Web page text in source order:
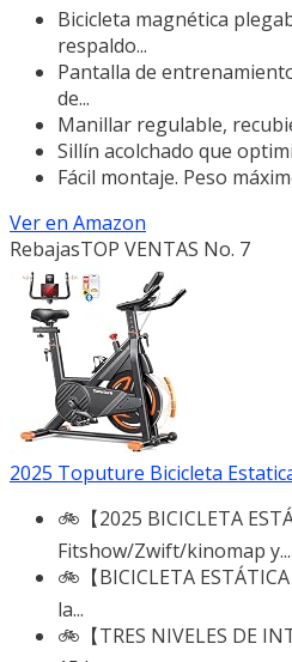
Bicicleta magnética
respaldo...
Pantalla de
de...
Manillar regulable,
Sillín acolchado que
Fácil montaje. Peso
Ver en Amazon
RebajasTOP VENTAS No. 7
2025 Toputure Bicicleta
🚲【2025 BICICLETA
Fitshow/Zwift/kinomap y...
🚲【BICICLETA
la...
🚲【TRES NIVELES DE